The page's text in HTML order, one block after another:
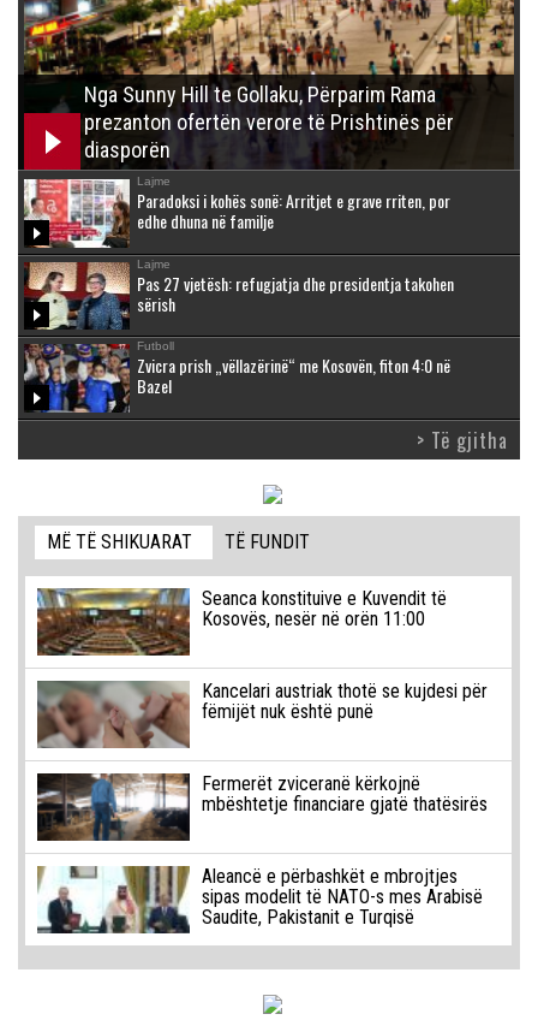
Nga Sunny Hill te Gollaku, Përparim Rama
prezanton ofertën verore të Prishtinës për
diasporën
Lajme
Paradoksi i kohës sonë: Arritjet e grave rriten, por
edhe dhuna në familje
Lajme
Pas 27 vjetësh: refugjatja dhe presidentja takohen
sërish
Futboll
Zvicra prish „vëllazërinë“ me Kosovën, fiton 4:0 në
Bazel
> Të gjitha
MË TË SHIKUARAT TË FUNDIT
Seanca konstituive e Kuvendit të
Kosovës, nesër në orën 11:00
Kancelari austriak thotë se kujdesi për
fëmijët nuk është punë
Fermerët zviceranë kërkojnë
mbështetje financiare gjatë thatësirës
Aleancë e përbashkët e mbrojtjes
sipas modelit të NATO-s mes Arabisë
Saudite, Pakistanit e Turqisë